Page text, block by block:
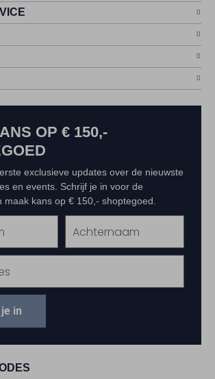
OP € 150,-
exclusieve updates over de nieuwste
en events. Schrijf je in voor de
maak kans op € 150,- shoptegoed.
in